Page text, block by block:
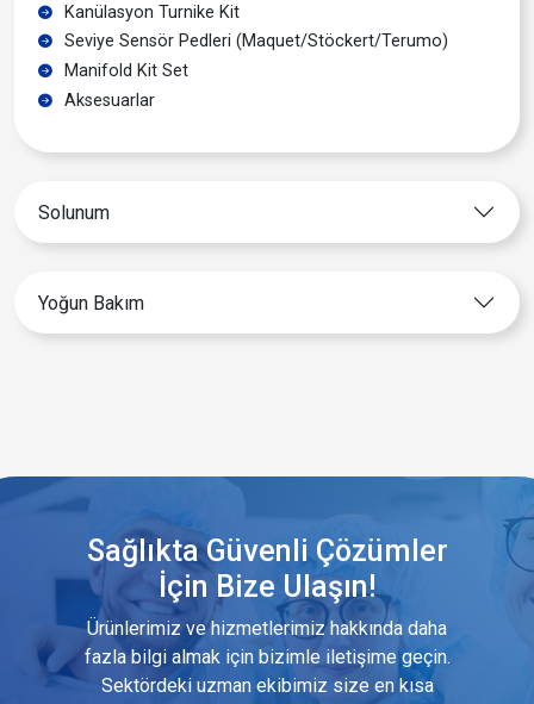
Kanülasyon Turnike Kit
Seviye Sensör Pedleri (Maquet/Stöckert/Terumo)
Manifold Kit Set
Aksesuarlar
Solunum
Yoğun Bakım
Sağlıkta Güvenli Çözümler
İçin Bize Ulaşın!
Ürünlerimiz ve hizmetlerimiz hakkında daha
fazla bilgi almak için bizimle iletişime geçin.
Sektördeki uzman ekibimiz size en kısa